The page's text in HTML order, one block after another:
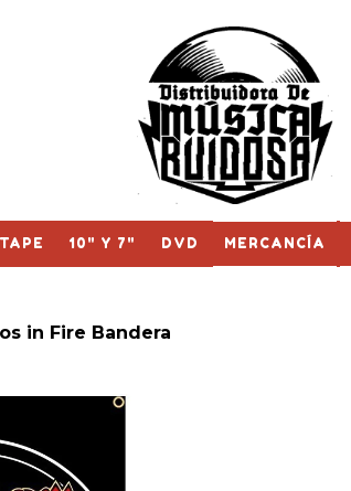
TAPE 10" Y 7" DVD MERCANCÍA
in Fire Bandera